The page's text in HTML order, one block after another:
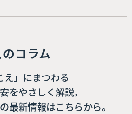
コラム
え」にまつわる
をやさしく解説。
最新情報はこちらから。